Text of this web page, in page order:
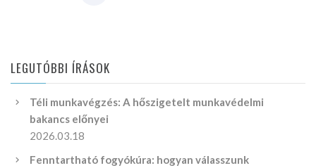
LEGUTÓBBI ÍRÁSOK
Téli munkavégzés: A hőszigetelt munkavédelmi
bakancs előnyei
2026.03.18
Fenntartható fogyókúra: hogyan válasszunk